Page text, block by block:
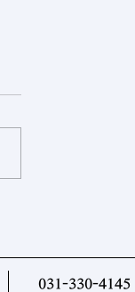
031-330-4145